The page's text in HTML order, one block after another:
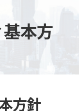
本方
方針